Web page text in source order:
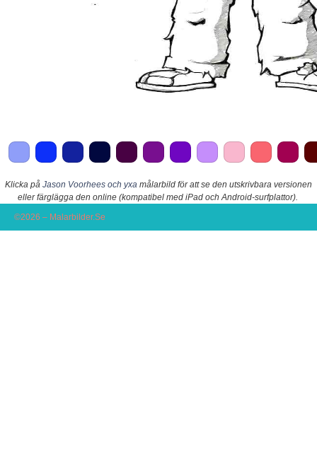
Klicka på Jason Voorhees och yxa målarbild för att se den utskrivbara versionen
eller färglägga den online (kompatibel med iPad och Android-surfplattor).
©2026 – Malarbilder.Se